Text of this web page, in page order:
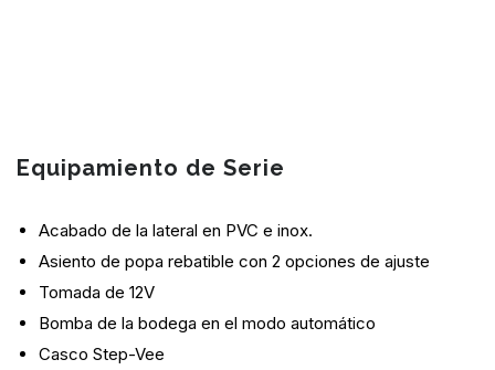
Equipamiento de Serie
Acabado de la lateral en PVC e inox.
Asiento de popa rebatible con 2 opciones de ajuste
Tomada de 12V
Bomba de la bodega en el modo automático
Casco Step-Vee